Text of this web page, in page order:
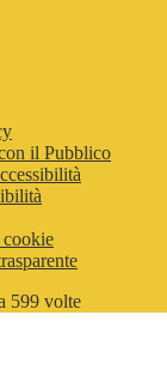
il Pubblico
cookie
599 volte